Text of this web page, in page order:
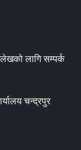
लागि सम्पर्क
चन्द्रपुर